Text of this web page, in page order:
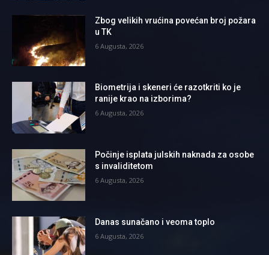
Zbog velikih vrućina povećan broj požara
u TK
6 Augusta, 2026
Biometrija i skeneri će razotkriti ko je
ranije krao na izborima?
6 Augusta, 2026
Počinje isplata julskih naknada za osobe
s invaliditetom
6 Augusta, 2026
Danas sunačano i veoma toplo
6 Augusta, 2026